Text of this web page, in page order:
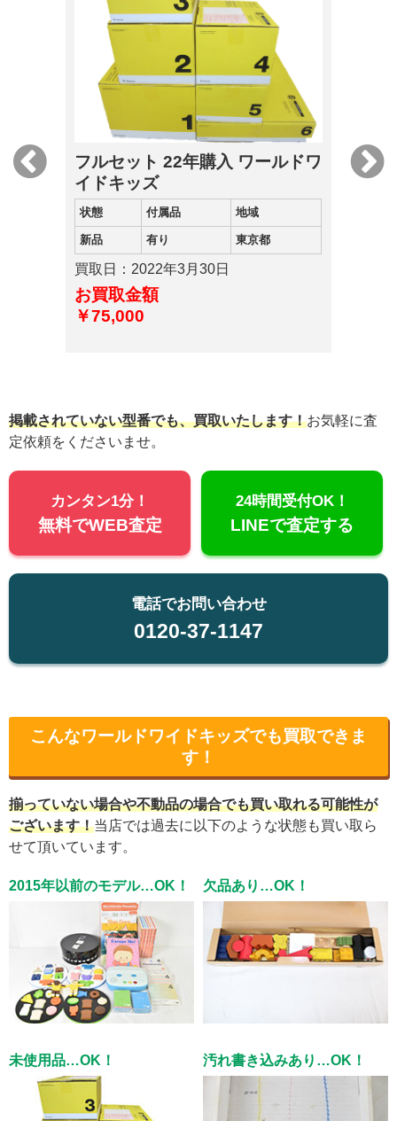
フルセット 22年購入 ワールドワ
イドキッズ
状態 付属品 地域
新品 有り 東京都
買取日：2022年3月30日
お買取金額
￥75,000
掲載されていない型番でも、買取いたします！お気軽に査
定依頼をくださいませ。
カンタン1分！
無料でWEB査定
24時間受付OK！
LINEで査定する
電話でお問い合わせ
0120-37-1147
こんなワールドワイドキッズでも買取できま
す！
揃っていない場合や不動品の場合でも買い取れる可能性が
ございます！当店では過去に以下のような状態も買い取ら
せて頂いています。
2015年以前のモデル…OK！ 欠品あり…OK！
未使用品…OK！ 汚れ書き込みあり…OK！